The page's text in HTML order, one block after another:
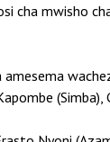
cha mwisho
(Simba),